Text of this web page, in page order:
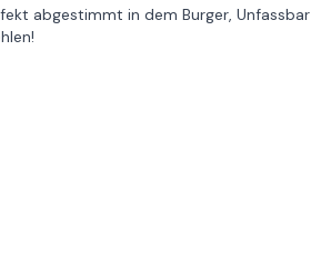
abgestimmt in dem Burger, Unfassbar